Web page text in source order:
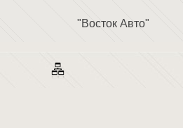
"Восток Авто"